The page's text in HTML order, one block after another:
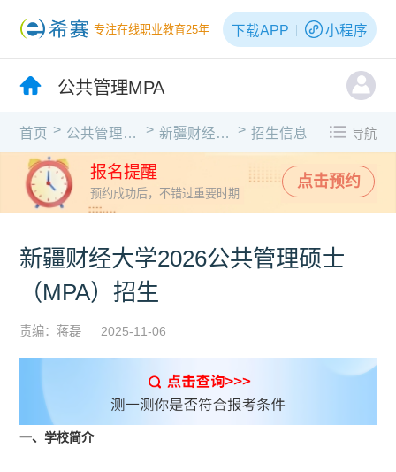
专注在线职业教育25年 下载APP 小程序
公共管理MPA
首页 > 公共管理MPA > 新疆财经大学 > 招生信息 导航
报名提醒
预约成功后，不错过重要时期
点击预约
新疆财经大学2026公共管理硕士
（MPA）招生
责编：蒋磊 2025-11-06
一、学校简介